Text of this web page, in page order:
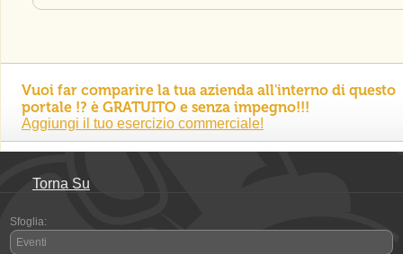
Vuoi far comparire la tua azienda all'interno di questo
portale !? è GRATUITO e senza impegno!!!
Aggiungi il tuo esercizio commerciale!
Torna Su
Sfoglia:
Eventi